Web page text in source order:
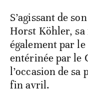
S’agissant de
Horst Köhler,
également par
entérinée par le
l’occasion de
fin avril.